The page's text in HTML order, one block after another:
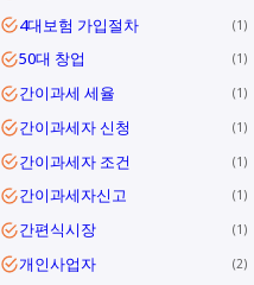
4대보험 가입절차 1
50대 창업 1
간이과세 세율 1
간이과세자 신청 1
간이과세자 조건 1
간이과세자신고 1
간편식시장 1
개인사업자 2